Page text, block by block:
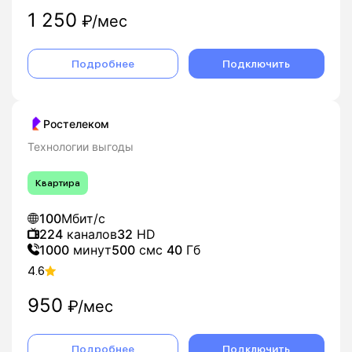
1 250 ₽/мес
Подробнее Подключить
Ростелеком
Технологии выгоды
Квартира
100Мбит/с
224 каналов32 HD
1000 минут500 смс 40 Гб
4.6
950 ₽/мес
Подробнее Подключить